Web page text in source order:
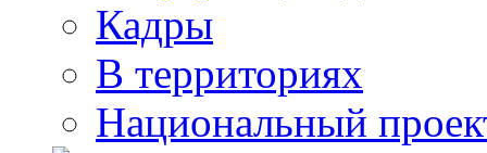
Кадры
В территориях
Национальный